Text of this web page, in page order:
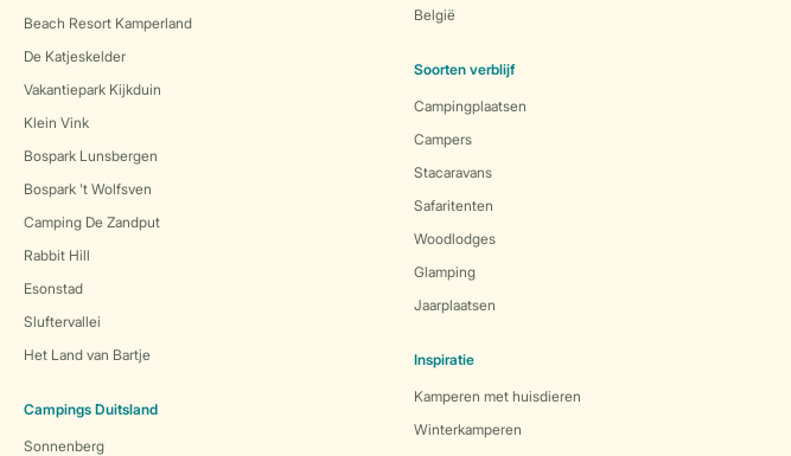
Beach Resort Kamperland
De Katjeskelder
Vakantiepark Kijkduin
Klein Vink
Bospark Lunsbergen
Bospark 't Wolfsven
Camping De Zandput
Rabbit Hill
Esonstad
Sluftervallei
Het Land van Bartje
Campings Duitsland
Sonnenberg
België
Soorten verblijf
Campingplaatsen
Campers
Stacaravans
Safaritenten
Woodlodges
Glamping
Jaarplaatsen
Inspiratie
Kamperen met huisdieren
Winterkamperen